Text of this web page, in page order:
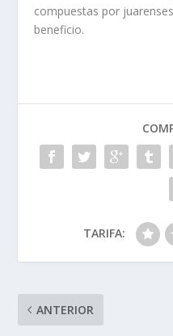
compuestas por
beneficio.
TARIFA:
ANTERIOR